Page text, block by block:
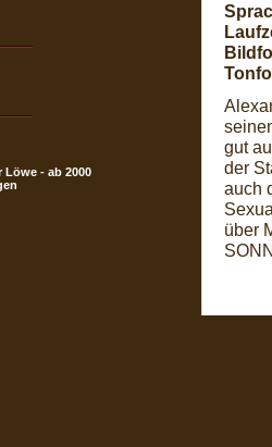
Löwe - ab 2000
gut
der
auch
über